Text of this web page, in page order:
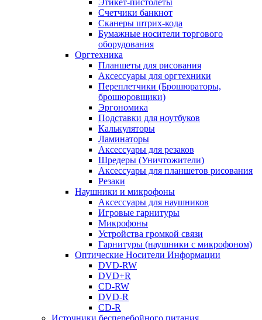
Этикет-пистолеты
Счетчики банкнот
Сканеры штрих-кода
Бумажные носители торгового
оборудования
Оргтехника
Планшеты для рисования
Аксессуары для оргтехники
Переплетчики (Брошюраторы,
брошюровщики)
Эргономика
Подставки для ноутбуков
Калькуляторы
Ламинаторы
Аксессуары для резаков
Шредеры (Уничтожители)
Аксессуары для планшетов рисования
Резаки
Наушники и микрофоны
Аксессуары для наушников
Игровые гарнитуры
Микрофоны
Устройства громкой связи
Гарнитуры (наушники с микрофоном)
Оптические Носители Информации
DVD-RW
DVD+R
CD-RW
DVD-R
CD-R
Источники бесперебойного питания